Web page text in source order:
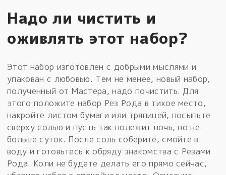
Надо ли чистить и
оживлять этот набор?
Этот набор изготовлен с добрыми мыслями и
упакован с любовью. Тем не менее, новый набор,
полученный от Мастера, надо почистить. Для
этого положите набор Рез Рода в тихое место,
накройте листом бумаги или тряпицей, посыпьте
сверху солью и пусть так полежит ночь, но не
больше суток. После соль соберите, смойте в
воду и готовьтесь к обряду знакомства с Резами
Рода. Коли не будете делать его прямо сейчас,